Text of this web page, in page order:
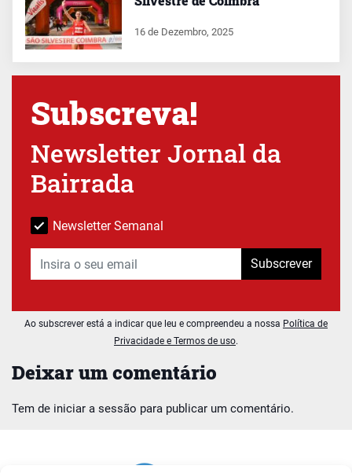
Deixar um comentário
Tem de iniciar a sessão para publicar um comentário.
16 de Dezembro, 2025
Subscreva!
Newsletter Jornal da
Bairrada
Newsletter Semanal
Subscrever
Ao subscrever está a indicar que leu e compreendeu a nossa Política de
Privacidade e Termos de uso.